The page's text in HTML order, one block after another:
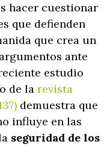
hacer cuestionar
que defienden
que crea un
ante
estudio
de la revista
demuestra que
influye en las
seguridad de los